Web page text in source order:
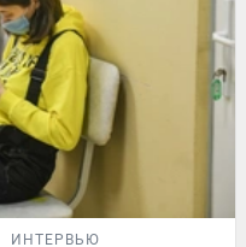
ИНТЕРВЬЮ